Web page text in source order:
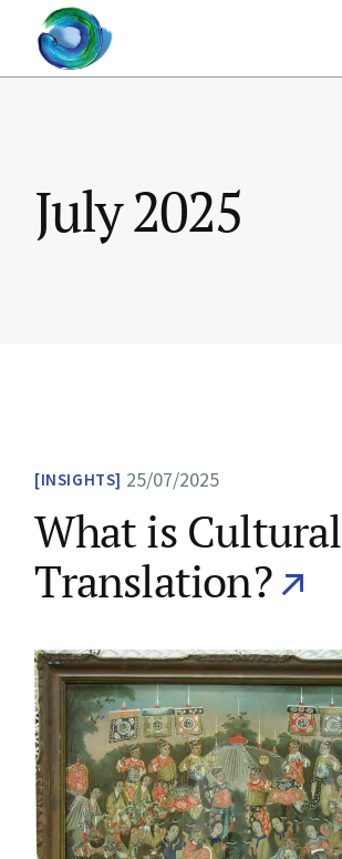
content
July 2025
INSIGHTS 25/07/2025
What is Cultural
Translation?